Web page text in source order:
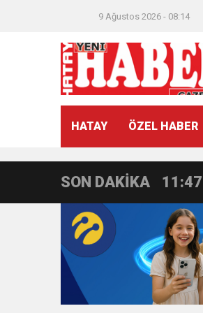
9 Ağustos 2026 - 08:14
HATAY ÖZEL HABER
SON DAKİKA
21:40
11:47
18:55
11:57
21:40